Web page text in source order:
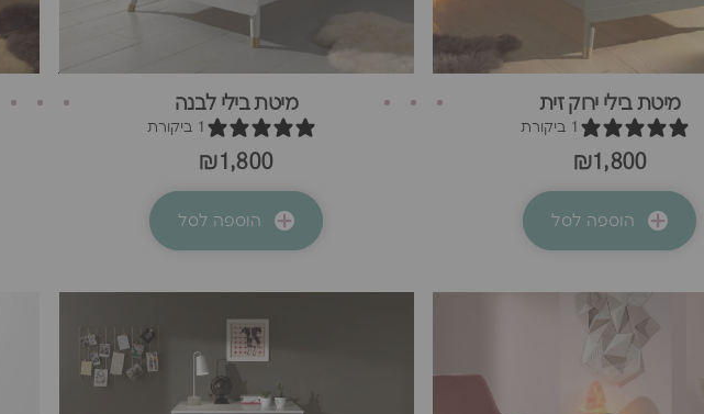
מיטת בילי ירוק זית
1 ביקורת
₪1,800
הוספה לסל
מיטת בילי לבנה
1 ביקורת
₪1,800
הוספה לסל